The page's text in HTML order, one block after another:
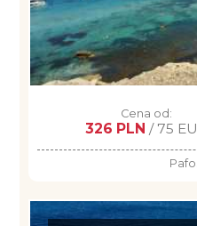
Cena od:
326 PLN / 75